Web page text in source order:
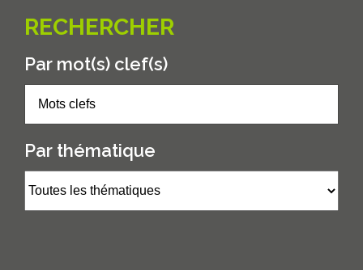
RECHERCHER
Par mot(s) clef(s)
Par thématique